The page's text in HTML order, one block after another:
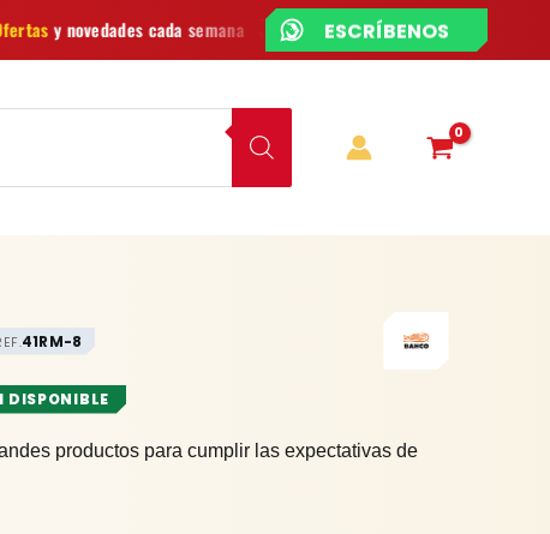
semana ¿Dudas? Escríbenos porWhatsApp
¿CHATEAMOS?
41RM-8
DISPONIBLE
productos para cumplir las expectativas de